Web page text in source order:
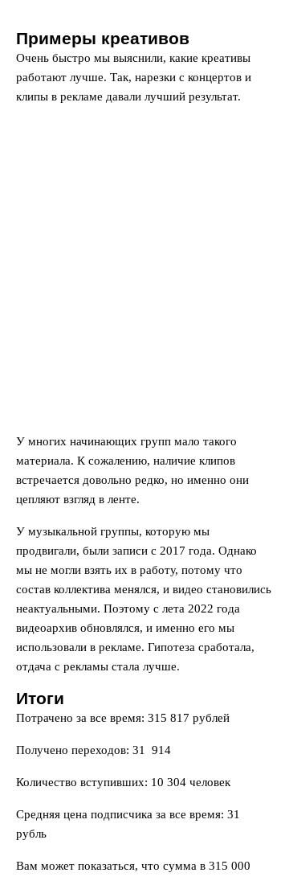
Примеры креативов
Очень быстро мы выяснили, какие креативы
работают лучше. Так, нарезки с концертов и
клипы в рекламе давали лучший результат.
У многих начинающих групп мало такого
материала. К сожалению, наличие клипов
встречается довольно редко, но именно они
цепляют взгляд в ленте.
У музыкальной группы, которую мы
продвигали, были записи с 2017 года. Однако
мы не могли взять их в работу, потому что
состав коллектива менялся, и видео становились
неактуальными. Поэтому с лета 2022 года
видеоархив обновлялся, и именно его мы
использовали в рекламе. Гипотеза сработала,
отдача с рекламы стала лучше.
Итоги
Потрачено за все время: 315 817 рублей
Получено переходов: 31 914
Количество вступивших: 10 304 человек
Средняя цена подписчика за все время: 31
рубль
Вам может показаться, что сумма в 315 000